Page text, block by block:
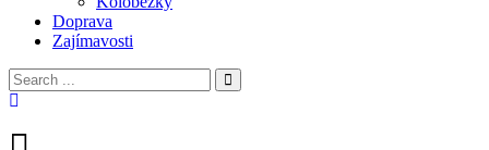
Doprava
Zajímavosti